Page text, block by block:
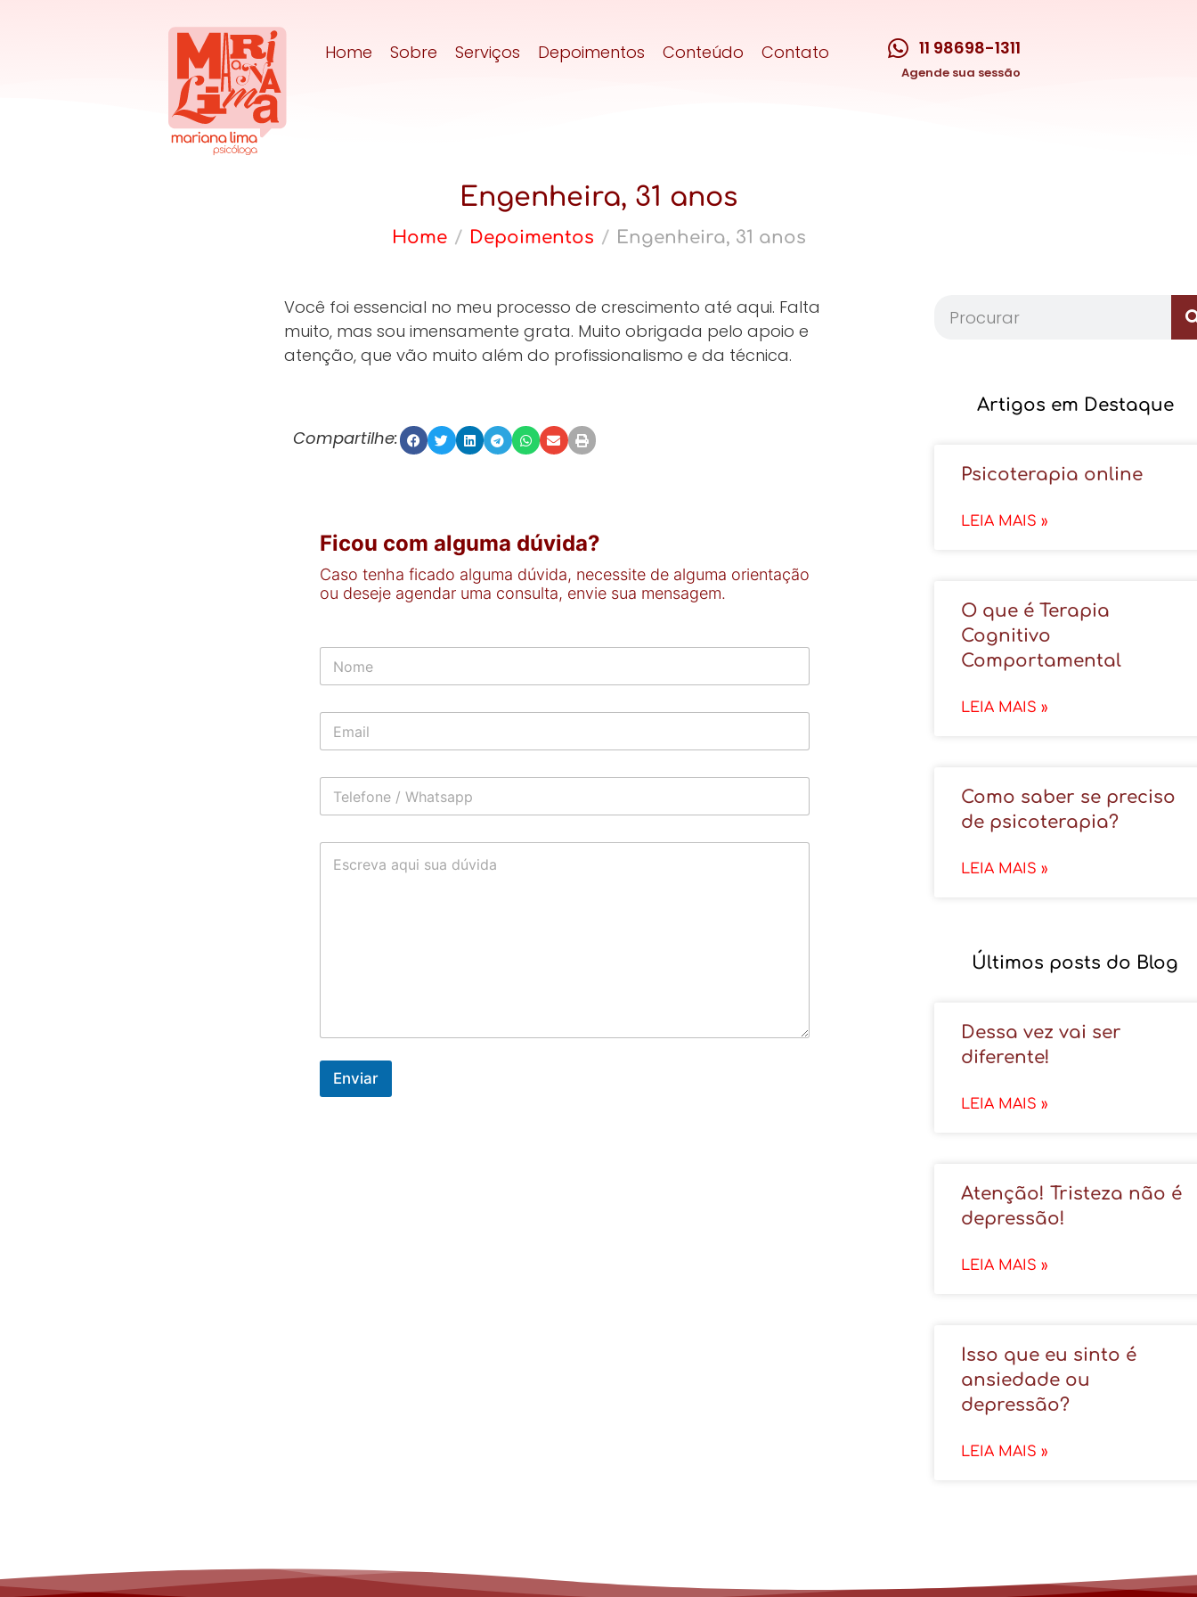
Home Sobre Serviços Depoimentos Conteúdo Contato 11 98698-1311
Agende sua sessão
Engenheira, 31 anos
Home Depoimentos Engenheira, 31 anos
Você foi essencial no meu processo de crescimento até aqui. Falta
muito, mas sou imensamente grata. Muito obrigada pelo apoio e
atenção, que vão muito além do profissionalismo e da técnica.
Compartilhe:
Ficou com alguma dúvida?
Caso tenha ficado alguma dúvida, necessite de alguma orientação
ou deseje agendar uma consulta, envie sua mensagem.
Enviar
Artigos em Destaque
Psicoterapia online
LEIA MAIS »
O que é Terapia
Cognitivo
Comportamental
LEIA MAIS »
Como saber se preciso
de psicoterapia?
LEIA MAIS »
Últimos posts do Blog
Dessa vez vai ser
diferente!
LEIA MAIS »
Atenção! Tristeza não é
depressão!
LEIA MAIS »
Isso que eu sinto é
ansiedade ou
depressão?
LEIA MAIS »